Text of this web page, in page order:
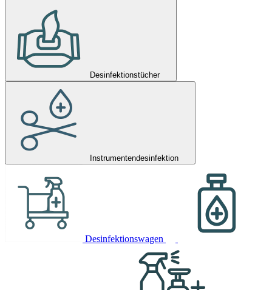
Desinfektionstücher
Instrumentendesinfektion
Desinfektionswagen